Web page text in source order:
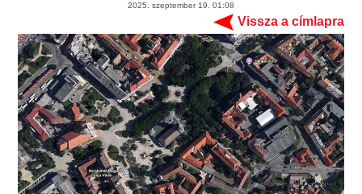
2025. szeptember 19. 01:08
Vissza a címlapra